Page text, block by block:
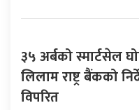
३५ अर्बको स्मार्टसेल
लिलाम राष्ट्र बैंकको
विपरित